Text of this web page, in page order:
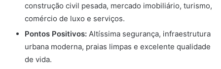
construção civil pesada, mercado imobiliário, turismo,
comércio de luxo e serviços.
Pontos Positivos: Altíssima segurança, infraestrutura
urbana moderna, praias limpas e excelente qualidade
de vida.